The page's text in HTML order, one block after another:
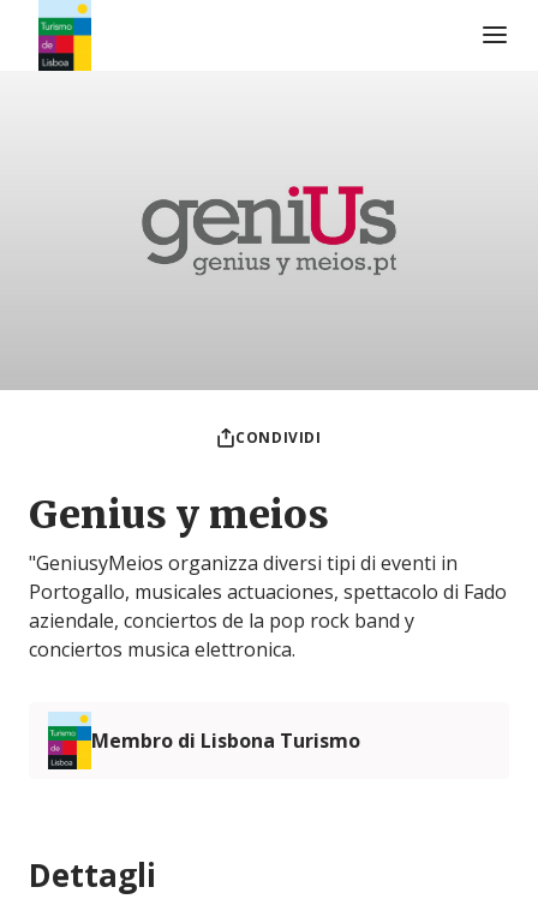
CONDIVIDI
Genius y meios
"GeniusyMeios organizza diversi tipi di eventi in
Portogallo, musicales actuaciones, spettacolo di Fado
aziendale, conciertos de la pop rock band y
conciertos musica elettronica.
Membro di Lisbona Turismo
Dettagli